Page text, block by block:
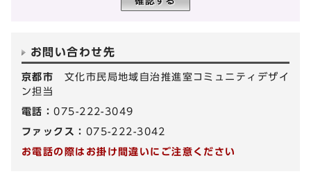
お問い合わせ先
京都市 文化市民局地域自治推進室コミュニティデザイ
ン担当
電話：075-222-3049
ファックス： 075-222-3042
お電話の際はお掛け間違いにご注意ください